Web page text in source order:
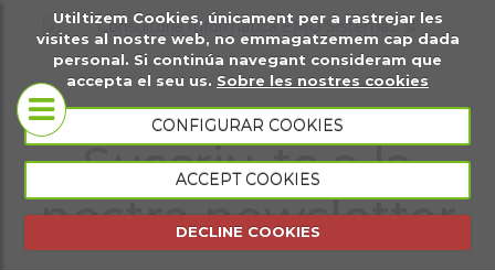
Utiltizem Cookies, únicament per a rastrejar les
visites al nostre web, no emmagatzemem cap dada
personal. Si continúa navegant consideram que
accepta el seu us. Sobre les nostres cookies
CONFIGURAR COOKIES
ACCEPT COOKIES
DECLINE COOKIES
Sobre
nosaltres
Coneix-nos
Portfoli
Pàgines web
Botigues
virtuals
Plana web
presencial
Suscriu-te a la
nostra newsletter